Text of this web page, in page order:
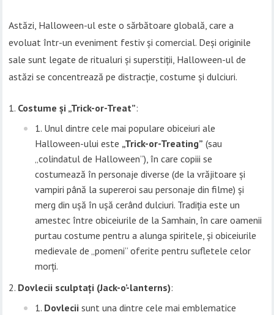
Astăzi, Halloween-ul este o sărbătoare globală, care a
evoluat într-un eveniment festiv și comercial. Deși originile
sale sunt legate de ritualuri și superstiții, Halloween-ul de
astăzi se concentrează pe distracție, costume și dulciuri.
Costume și „Trick-or-Treat”:
Unul dintre cele mai populare obiceiuri ale
Halloween-ului este „Trick-or-Treating” (sau
„colindatul de Halloween”), în care copiii se
costumează în personaje diverse (de la vrăjitoare și
vampiri până la supereroi sau personaje din filme) și
merg din ușă în ușă cerând dulciuri. Tradiția este un
amestec între obiceiurile de la Samhain, în care oamenii
purtau costume pentru a alunga spiritele, și obiceiurile
medievale de „pomeni” oferite pentru sufletele celor
morți.
Dovlecii sculptați (Jack-o’-lanterns):
Dovlecii sunt una dintre cele mai emblematice